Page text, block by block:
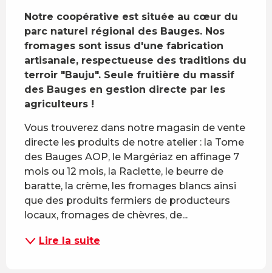
Notre coopérative est située au cœur du
parc naturel régional des Bauges. Nos
fromages sont issus d'une fabrication
artisanale, respectueuse des traditions du
terroir "Bauju". Seule fruitière du massif
des Bauges en gestion directe par les
agriculteurs !
Vous trouverez dans notre magasin de vente
directe les produits de notre atelier : la Tome
des Bauges AOP, le Margériaz en affinage 7
mois ou 12 mois, la Raclette, le beurre de
baratte, la crème, les fromages blancs ainsi
que des produits fermiers de producteurs
locaux, fromages de chèvres, de...
Lire la suite